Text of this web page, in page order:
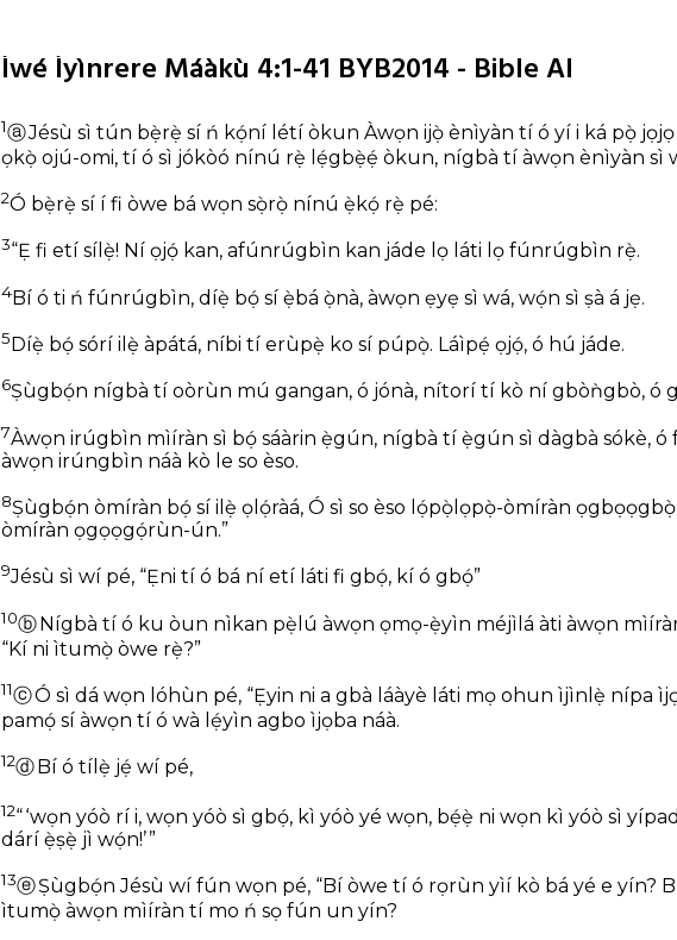
Ìwé Ìyìnrere Máàkù 4:1-41 BYB2014 - Bible AI
1ⓐJésù sì tún bẹ̀rẹ̀ sí ń kọ́ní létí òkun Àwọn ijọ̀ ènìyàn tí ó yí i ká pọ̀
ọkọ̀ ojú-omi, tí ó sì jókòó nínú rẹ̀ lẹ́gbẹ̀ẹ́ òkun, nígbà tí àwọn ènìyàn sì
2Ó bẹ̀rẹ̀ sí í fi òwe bá wọn sọ̀rọ̀ nínú ẹ̀kọ́ rẹ̀ pé:
3“Ẹ fi etí sílẹ̀! Ní ọjọ́ kan, afúnrúgbìn kan jáde lọ láti lọ fúnrúgbìn rẹ̀.
4Bí ó ti ń fúnrúgbìn, díẹ̀ bọ́ sí ẹ̀bá ọ̀nà, àwọn ẹyẹ sì wá, wọ́n sì ṣà á jẹ.
5 Díẹ̀ bọ́ sórí ilẹ̀ àpátá, níbi tí erùpẹ̀ ko sí púpọ̀. Láìpẹ́ ọjọ́, ó hú jáde.
6Ṣùgbọ́n nígbà tí oòrùn mú gangan, ó jónà, nítorí tí kò ní gbòǹgbò, ó
7Àwọn irúgbìn mìíràn sì bọ́ sáàrin ẹ̀gún, nígbà tí ẹ̀gún sì dàgbà sókè,
àwọn irúngbìn náà kò le so èso.
8Ṣùgbọ́n òmíràn bọ́ sí ilẹ̀ ọlọ́ràá, Ó sì so èso lọ́pọ̀lọpọ̀-òmíràn
òmíràn ọgọọgọ́rùn-ún.”
9Jésù sì wí pé, “Ẹni tí ó bá ní etí láti fi gbọ́, kí ó gbọ́”
10ⓑNígbà tí ó ku òun nìkan pẹ̀lú àwọn ọmọ-ẹ̀yìn méjìlá àti àwọn
“Kí ni ìtumọ̀ òwe rẹ̀?”
11ⓒÓ sì dá wọn lóhùn pé, “Ẹ̀yin ni a gbà láàyè láti mọ ohun ìjìnlẹ̀ nípa
pamọ́ sí àwọn tí ó wà lẹ́yìn agbo ìjọba náà.
12ⓓ Bí ó tílẹ̀ jẹ́ wí pé,
12“ ‘wọn yóò rí i, wọn yóò sì gbọ́, kì yóò yé wọn, bẹ́ẹ̀ ni wọn kì yóò sì
dárí ẹ̀ṣẹ̀ jì wọ́n!’ ”
13ⓔṢùgbọ́n Jésù wí fún wọn pé, “Bí òwe tí ó rọrùn yìí kò bá yé e yín?
ìtumọ̀ àwọn mìíràn tí mo ń sọ fún un yín?